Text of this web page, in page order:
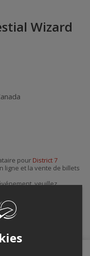
Wizard
pour District 7
ligne et la vente de billets
veuillez